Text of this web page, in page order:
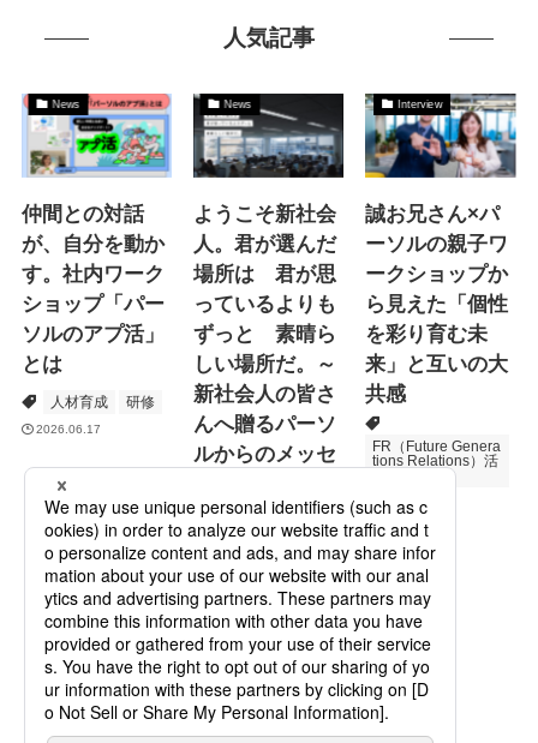
人気記事
News
仲間との対話
が、自分を動か
す。社内ワーク
ショップ「パー
ソルのアプ活」
とは
人材育成 研修
2026.06.17
News
ようこそ新社会
人。君が選んだ
場所は 君が思
っているよりも
ずっと 素晴ら
しい場所だ。～
新社会人の皆さ
んへ贈るパーソ
ルからのメッセ
Specialized Servic
es
プロモーション
2026.05.19
Interview
誠お兄さん×パ
ーソルの親子ワ
ークショップか
ら見えた「個性
を彩り育む未
来」と互いの大
共感
FR（Future Genera
tions Relations）活
次世代育成
2026.06.16